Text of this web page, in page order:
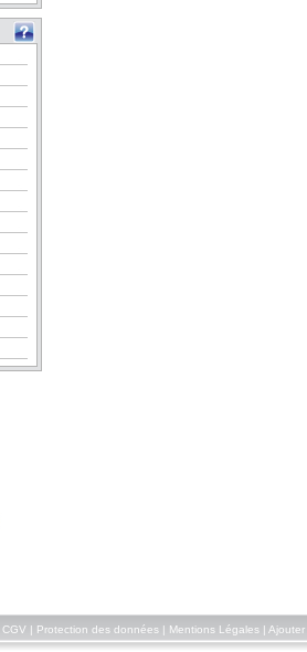
CGV Protection des données| Mentions Légales| Ajouter